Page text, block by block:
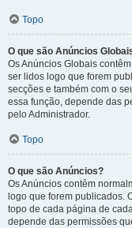
Topo
O que são Anúncios
Os Anúncios Globais
ser lidos logo que forem
secções e também com o
essa função, depende das
pelo Administrador.
Topo
O que são Anúncios?
Os Anúncios contêm
logo que forem publicados.
topo de cada página de
depende das permissões